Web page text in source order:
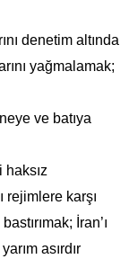
denetim altında
yağmalamak;
ve batıya
haksız
rejimlere karşı
İran’ı
asırdır